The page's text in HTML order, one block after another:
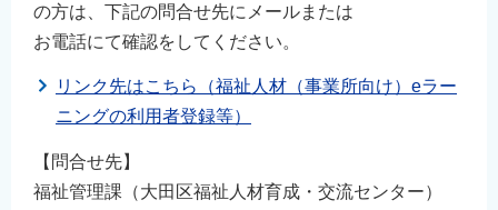
の方は、下記の問合せ先にメールまたは
お電話にて確認をしてください。
リンク先はこちら（福祉人材（事業所向け）eラー
ニングの利用者登録等）
【問合せ先】
福祉管理課（大田区福祉人材育成・交流センター）